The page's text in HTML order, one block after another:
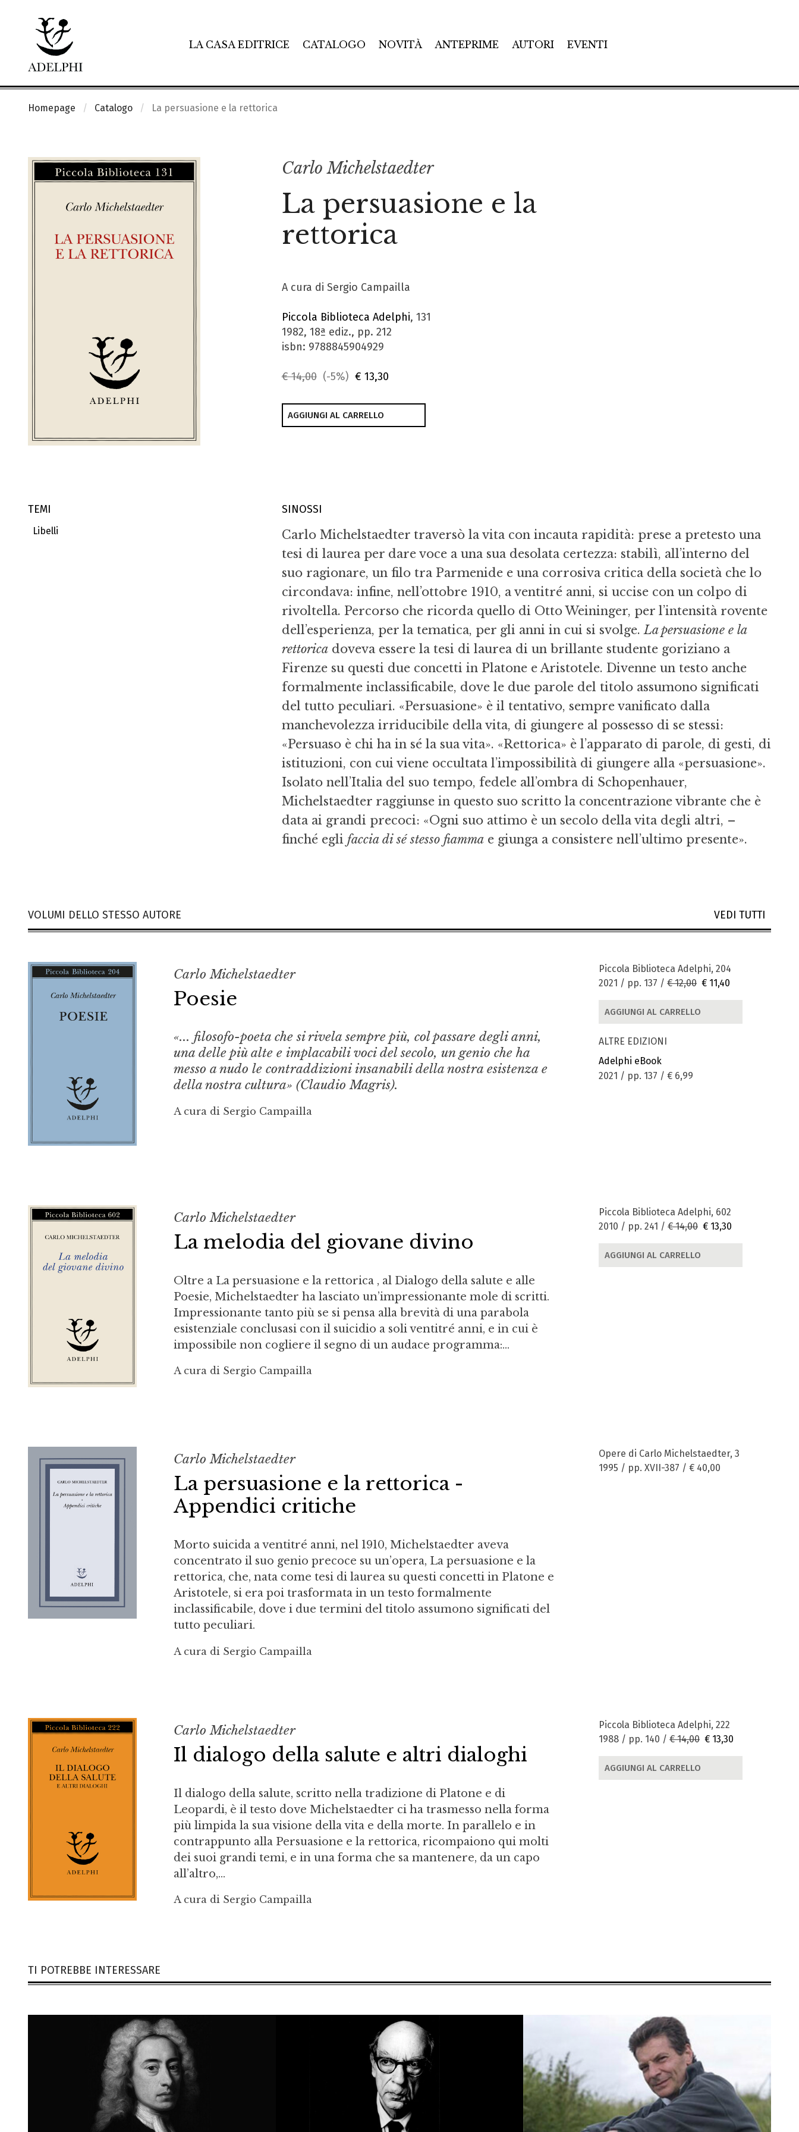
LA CASA EDITRICE CATALOGO NOVITÀ ANTEPRIME AUTORI EVENTI
Homepage Catalogo La persuasione e la rettorica
Carlo Michelstaedter
La persuasione e la
rettorica
A cura di Sergio Campailla
Piccola Biblioteca Adelphi, 131
1982, 18ª ediz., pp. 212
isbn: 9788845904929
€ 14,00 (-5%) € 13,30
AGGIUNGI AL CARRELLO
TEMI
Libelli
SINOSSI
Carlo Michelstaedter traversò la vita con incauta rapidità: prese a pretesto una
tesi di laurea per dare voce a una sua desolata certezza: stabilì, all’interno del
suo ragionare, un filo tra Parmenide e una corrosiva critica della società che lo
circondava: infine, nell’ottobre 1910, a ventitré anni, si uccise con un colpo di
rivoltella. Percorso che ricorda quello di Otto Weininger, per l’intensità rovente
dell’esperienza, per la tematica, per gli anni in cui si svolge.La persuasione e la
rettoricadoveva essere la tesi di laurea di un brillante studente goriziano a
Firenze su questi due concetti in Platone e Aristotele. Divenne un testo anche
formalmente inclassificabile, dove le due parole del titolo assumono significati
del tutto peculiari. «Persuasione» è il tentativo, sempre vanificato dalla
manchevolezza irriducibile della vita, di giungere al possesso di se stessi:
«Persuaso è chi ha in sé la sua vita». «Rettorica» è l’apparato di parole, di gesti, di
istituzioni, con cui viene occultata l’impossibilità di giungere alla «persuasione».
Isolato nell’Italia del suo tempo, fedele all’ombra di Schopenhauer,
Michelstaedter raggiunse in questo suo scritto la concentrazione vibrante che è
data ai grandi precoci: «Ogni suo attimo è un secolo della vita degli altri, –
finché eglifaccia di sé stesso fiammae giunga a consistere nell’ultimo presente».
VOLUMI DELLO STESSO AUTORE VEDI TUTTI
Carlo Michelstaedter
Poesie
«... filosofo-poeta che si rivela sempre più, col passare degli anni,
una delle più alte e implacabili voci del secolo, un genio che ha
messo a nudo le contraddizioni insanabili della nostra esistenza e
della nostra cultura» (Claudio Magris).
A cura di Sergio Campailla
Piccola Biblioteca Adelphi, 204
2021 / pp. 137 / € 12,00 € 11,40
AGGIUNGI AL CARRELLO
ALTRE EDIZIONI
Adelphi eBook
2021 / pp. 137 / € 6,99
Carlo Michelstaedter
La melodia del giovane divino
Oltre a La persuasione e la rettorica , al Dialogo della salute e alle
Poesie, Michelstaedter ha lasciato un’impressionante mole di scritti.
Impressionante tanto più se si pensa alla brevità di una parabola
esistenziale conclusasi con il suicidio a soli ventitré anni, e in cui è
impossibile non cogliere il segno di un audace programma:...
A cura di Sergio Campailla
Piccola Biblioteca Adelphi, 602
2010 / pp. 241 / € 14,00 € 13,30
AGGIUNGI AL CARRELLO
Carlo Michelstaedter
La persuasione e la rettorica -
Appendici critiche
Morto suicida a ventitré anni, nel 1910, Michelstaedter aveva
concentrato il suo genio precoce su un’opera, La persuasione e la
rettorica, che, nata come tesi di laurea su questi concetti in Platone e
Aristotele, si era poi trasformata in un testo formalmente
inclassificabile, dove i due termini del titolo assumono significati del
tutto peculiari.
A cura di Sergio Campailla
Opere di Carlo Michelstaedter, 3
1995 / pp. XVII-387 / € 40,00
Carlo Michelstaedter
Il dialogo della salute e altri dialoghi
Il dialogo della salute, scritto nella tradizione di Platone e di
Leopardi, è il testo dove Michelstaedter ci ha trasmesso nella forma
più limpida la sua visione della vita e della morte. In parallelo e in
contrappunto alla Persuasione e la rettorica, ricompaiono qui molti
dei suoi grandi temi, e in una forma che sa mantenere, da un capo
all’altro,...
A cura di Sergio Campailla
Piccola Biblioteca Adelphi, 222
1988 / pp. 140 / € 14,00 € 13,30
AGGIUNGI AL CARRELLO
TI POTREBBE INTERESSARE